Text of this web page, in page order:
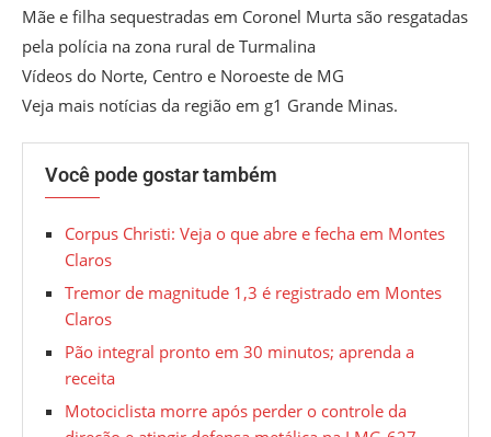
Mãe e filha sequestradas em Coronel Murta são resgatadas
pela polícia na zona rural de Turmalina
Vídeos do Norte, Centro e Noroeste de MG
Veja mais notícias da região em g1 Grande Minas.
Você pode gostar também
Corpus Christi: Veja o que abre e fecha em Montes
Claros
Tremor de magnitude 1,3 é registrado em Montes
Claros
Pão integral pronto em 30 minutos; aprenda a
receita
Motociclista morre após perder o controle da